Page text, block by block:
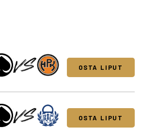
OSTA LIPUT
OSTA LIPUT